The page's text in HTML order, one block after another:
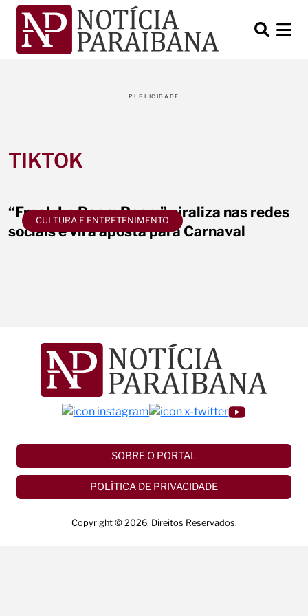
PUBLICIDADE
TIKTOK
CULTURA E ENTRETENIMENTO
“Freak Le Boom Boom” viraliza nas redes
sociais e vira aposta para Carnaval
SOBRE O PORTAL
POLÍTICA DE PRIVACIDADE
Copyright © 2026. Direitos Reservados.